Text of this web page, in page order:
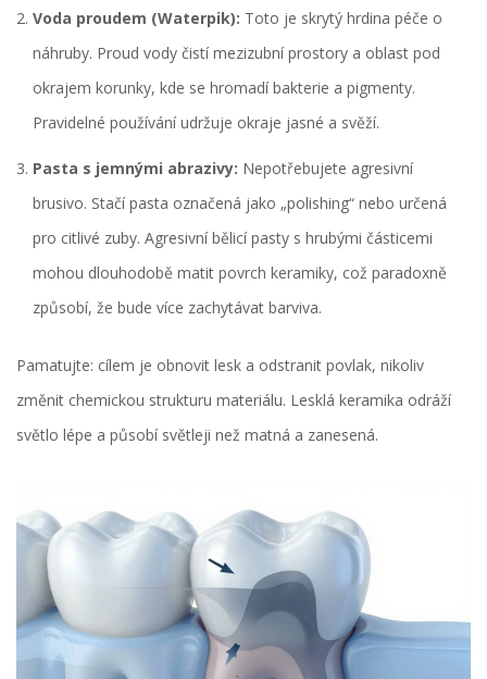
Voda proudem (Waterpik): Toto je skrytý hrdina péče o
náhruby. Proud vody čistí mezizubní prostory a oblast pod
okrajem korunky, kde se hromadí bakterie a pigmenty.
Pravidelné používání udržuje okraje jasné a svěží.
Pasta s jemnými abrazivy: Nepotřebujete agresivní
brusivo. Stačí pasta označená jako „polishing“ nebo určená
pro citlivé zuby. Agresivní bělicí pasty s hrubými částicemi
mohou dlouhodobě matit povrch keramiky, což paradoxně
způsobí, že bude více zachytávat barviva.
Pamatujte: cílem je obnovit lesk a odstranit povlak, nikoliv
změnit chemickou strukturu materiálu. Lesklá keramika odráží
světlo lépe a působí světleji než matná a zanesená.